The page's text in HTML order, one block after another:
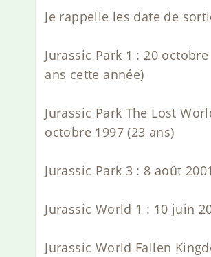
Je rappelle les date de
Jurassic Park 1 : 20
ans cette année)
Jurassic Park The Lost
octobre 1997 (23 ans)
Jurassic Park 3 : 8 août
Jurassic World 1 : 10 juin
Jurassic World Fallen